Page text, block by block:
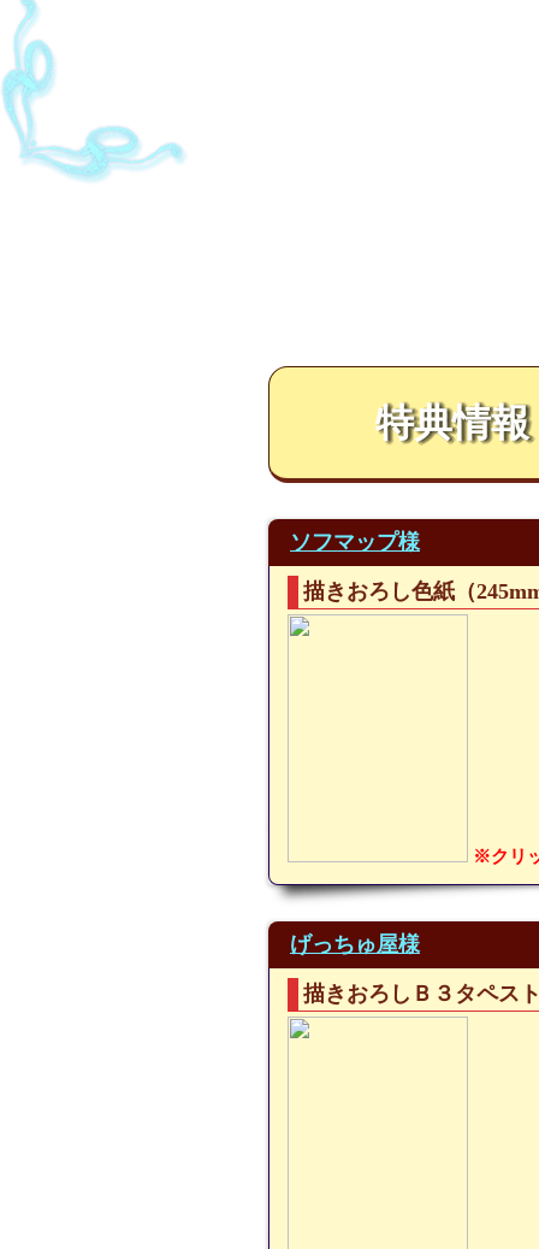
特典情報
特典情報
特典情報
特典情報
特典情報
特典情報
特典情報
特典情報
特典情報
特典情報
ソフマップ様
描きおろし色紙（
※クリ
げっちゅ屋様
描きおろしＢ３タペス